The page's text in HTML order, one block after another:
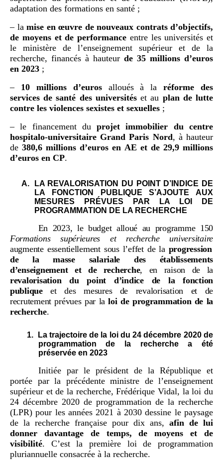
adaptation des formations en santé ;
– la mise en œuvre de nouveaux contrats d’objectifs,
de moyens et de performance entre les universités et
le ministère de l’enseignement supérieur et de la
recherche, financés à hauteur de 35 millions d’euros
en 2023 ;
– 10 millions d’eurosalloués à laréforme des
services de santé des universitéset au plan de lutte
contre les violences sexistes et sexuelles ;
– le financement duprojet immobilier du centre
hospitalo-universitaire Grand Paris Nord, à hauteur
de380,6 millions d’euros en AE et de 29,9 millions
d’euros en CP.
A.
LA REVALORISATION DU POINT D’INDICE DE
LA FONCTION PUBLIQUE S’AJOUTE AUX
MESURES PRÉVUES PAR LA LOI DE
PROGRAMMATION DE LA RECHERCHE
En 2023, le budget alloué au programme 150
Formations supérieures et recherche universitaire
augmente essentiellement sous l’effet de la progression
de la masse salariale des établissements
d’enseignement et de recherche, en raison de la
revalorisation du point d’indice de la fonction
publiqueet des mesures de revalorisation et de
recrutement prévues par laloi de programmation de la
recherche.
1.
La trajectoire de la loi du 24 décembre 2020 de
programmation de la recherche a été
préservée en 2023
Initiée par le président de la République et
portée par la précédente ministre de l’enseignement
supérieur et de la recherche, Frédérique Vidal, la loi du
24 décembre 2020 de programmation de la recherche
(LPR) pour les années 2021 à 2030 dessine le paysage
de la recherche française pour dix ans, afin de lui
donner davantage de temps, de moyens et de
visibilité. C’est la première loi de programmation
pluriannuelle consacrée à la recherche.